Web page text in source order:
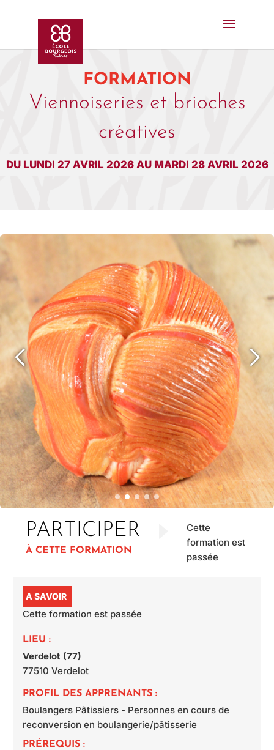
FORMATION
Viennoiseries et brioches
créatives
DU LUNDI 27 AVRIL 2026 AU MARDI 28 AVRIL 2026
PARTICIPER
À CETTE FORMATION
Cette
formation est
passée
A SAVOIR
Cette formation est passée
LIEU :
Verdelot (77)
77510 Verdelot
PROFIL DES APPRENANTS :
Boulangers Pâtissiers - Personnes en cours de
reconversion en boulangerie/pâtisserie
PRÉREQUIS :